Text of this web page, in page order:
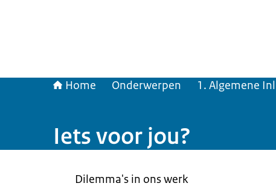
Home Onderwerpen 1. Algemene
Iets voor jou?
Dilemma's in ons werk